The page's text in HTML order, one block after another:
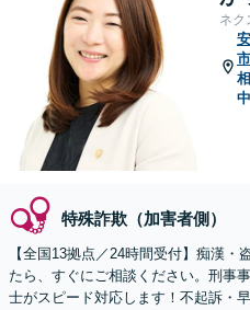
ネク
市
中
特殊詐欺（加害者側）
【全国13拠点／24時間受付】痴漢
たら、すぐにご相談ください。刑事
士がスピード対応します！不起訴・